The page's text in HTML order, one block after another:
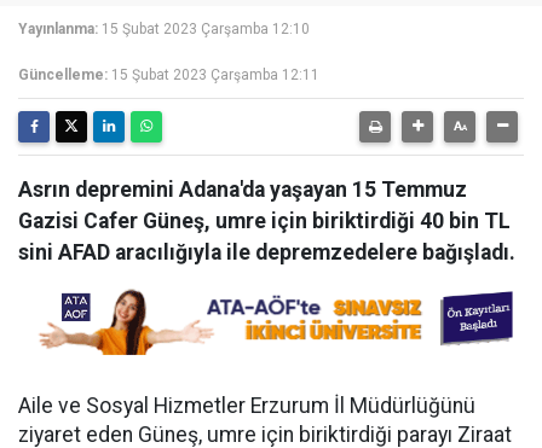
Yayınlanma: 15 Şubat 2023 Çarşamba 12:10
Güncelleme: 15 Şubat 2023 Çarşamba 12:11
Asrın depremini Adana'da yaşayan 15 Temmuz
Gazisi Cafer Güneş, umre için biriktirdiği 40 bin TL
sini AFAD aracılığıyla ile depremzedelere bağışladı.
Aile ve Sosyal Hizmetler Erzurum İl Müdürlüğünü
ziyaret eden Güneş, umre için biriktirdiği parayı Ziraat